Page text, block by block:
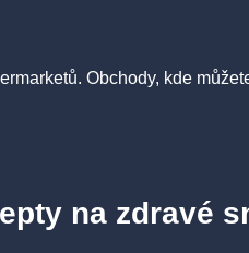
Obchody, kde
na zdravé